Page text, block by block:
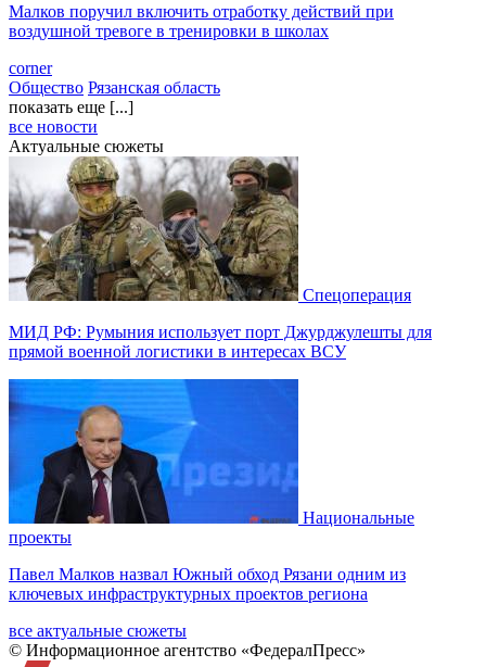
Малков поручил включить отработку действий при
воздушной тревоге в тренировки в школах
corner
Общество Рязанская область
показать еще [...]
все новости
Актуальные сюжеты
Спецоперация
МИД РФ: Румыния использует порт Джурджулешты для
прямой военной логистики в интересах ВСУ
Национальные
проекты
Павел Малков назвал Южный обход Рязани одним из
ключевых инфраструктурных проектов региона
все актуальные сюжеты
© Информационное агентство «ФедералПресс»